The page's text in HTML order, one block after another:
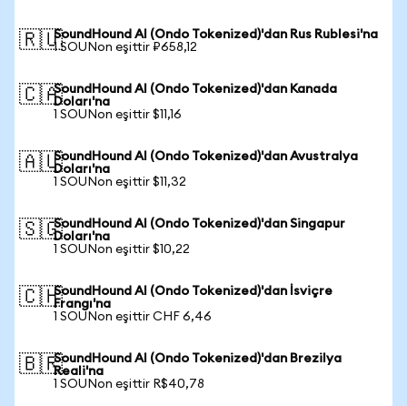
🇷🇺SoundHound AI (Ondo Tokenized)'dan Rus Rublesi'na
1 SOUNon eşittir ₽658,12
🇨🇦SoundHound AI (Ondo Tokenized)'dan Kanada
Doları'na
1 SOUNon eşittir $11,16
🇦🇺SoundHound AI (Ondo Tokenized)'dan Avustralya
Doları'na
1 SOUNon eşittir $11,32
🇸🇬SoundHound AI (Ondo Tokenized)'dan Singapur
Doları'na
1 SOUNon eşittir $10,22
🇨🇭SoundHound AI (Ondo Tokenized)'dan İsviçre
Frangı'na
1 SOUNon eşittir CHF 6,46
🇧🇷SoundHound AI (Ondo Tokenized)'dan Brezilya
Reali'na
1 SOUNon eşittir R$40,78